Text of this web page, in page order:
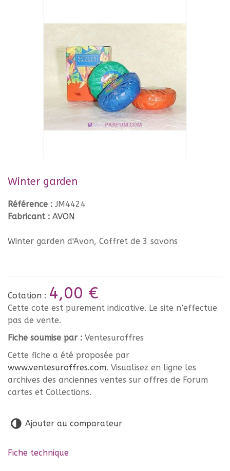
Winter garden
Référence : JM4424
Fabricant : AVON
Winter garden d'Avon, Coffret de 3 savons
Cotation : 4,00 €
Cette cote est purement indicative. Le site n’effectue
pas de vente.
Fiche soumise par : Ventesuroffres
Cette fiche a été proposée par
www.ventesuroffres.com. Visualisez en ligne les
archives des anciennes ventes sur offres de Forum
cartes et Collections.
Ajouter au comparateur
Fiche technique